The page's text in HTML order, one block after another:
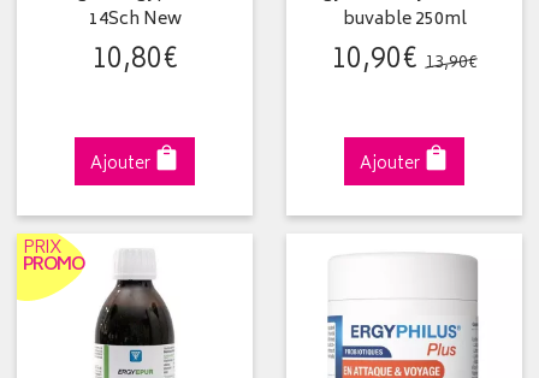
14Sch New
10,80€
Ajouter
buvable 250ml
10,90€ 13,90€
Ajouter
PRIX
PROMO